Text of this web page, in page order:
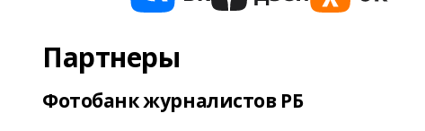
Партнеры
Фотобанк журналистов РБ